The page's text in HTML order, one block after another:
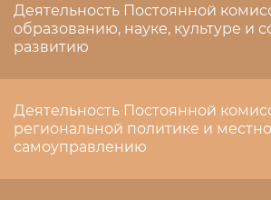
Деятельность Постоянной
образованию, науке, культуре и
развитию
Деятельность Постоянной
региональной политике и
самоуправлению